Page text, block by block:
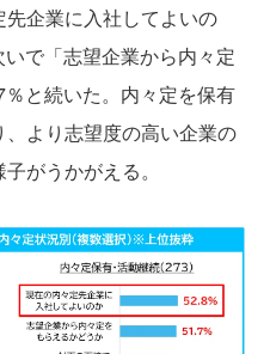
企業に入社してよいの
で「志望企業から内々定
と続いた。内々定を保有
より志望度の高い企業の
がうかがえる。